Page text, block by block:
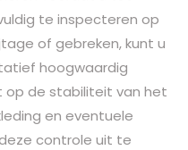
te inspecteren op
of gebreken, kunt u
hoogwaardig
op de stabiliteit van het
en eventuele
controle uit te